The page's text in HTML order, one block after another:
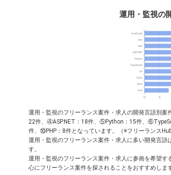
運用・監視の
運用・監視のフリーランス案件・求人の開発言語別
22件、④ASP.NET ：18件、⑤Python ：15件、⑥
件、⑩PHP：8件となっています。（※フリーランス
運用・監視のフリーランス案件・求人に多い開発言
す。
運用・監視のフリーランス案件・求人に参画を希望
心にフリーランス案件を探されることをおすすめしま